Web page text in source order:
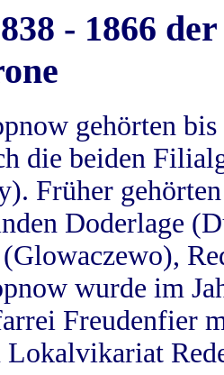
- 1866
gehörten
die beiden
Früher
Doderlage
wurde im
Freudenfier
Lokalvikariat